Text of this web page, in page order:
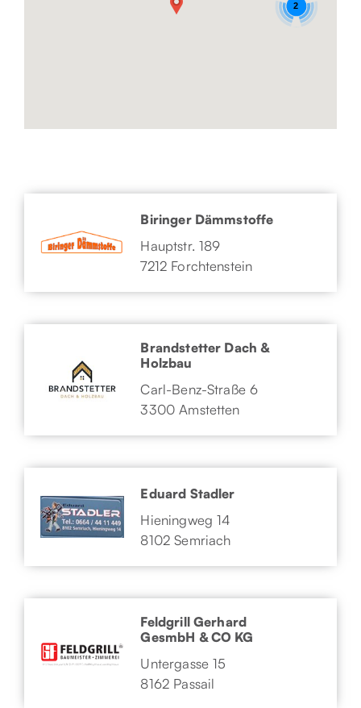
2
Biringer Dämmstoffe
Hauptstr. 189
7212 Forchtenstein
Brandstetter Dach &
Holzbau
Carl-Benz-Straße 6
3300 Amstetten
Eduard Stadler
Hieningweg 14
8102 Semriach
Feldgrill Gerhard
GesmbH & CO KG
Untergasse 15
8162 Passail